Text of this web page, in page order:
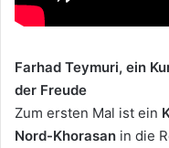
Farhad Teymuri, ein
der Freude
Zum ersten Mal ist ein
Nord-Khorasan in die